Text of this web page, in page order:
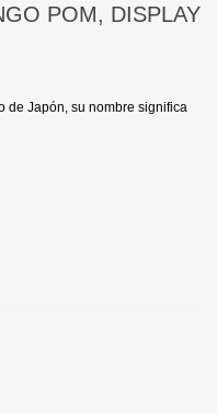
POM, DISPLAY
de Japón, su nombre significa